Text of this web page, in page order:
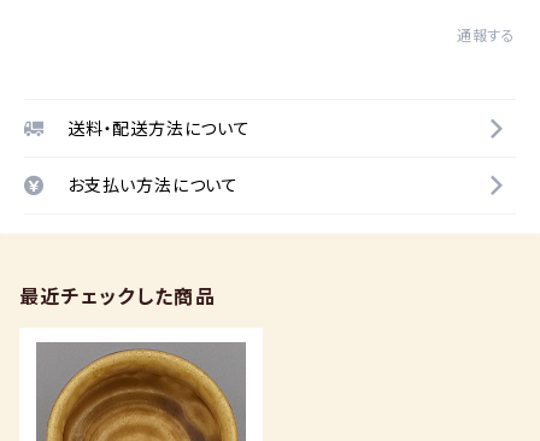
通報する
送料・配送方法について
お支払い方法について
最近チェックした商品